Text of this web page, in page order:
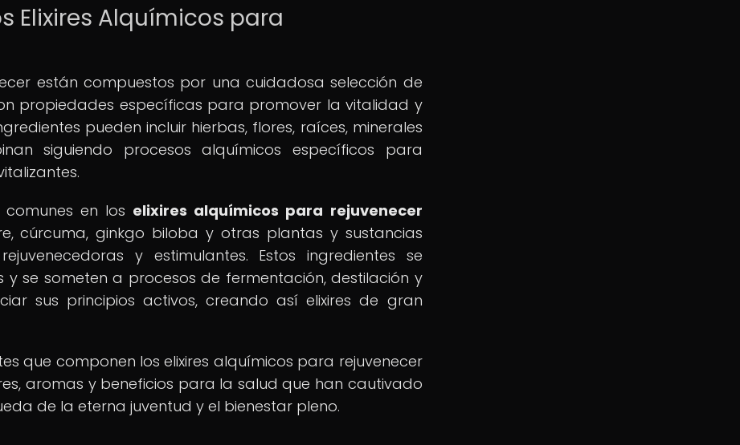
Elixires Alquímicos para
están compuestos por una cuidadosa selección de
propiedades específicas para promover la vitalidad y
pueden incluir hierbas, flores, raíces, minerales
siguiendo procesos alquímicos específicos para
en los elixires alquímicos para rejuvenecer
cúrcuma, ginkgo biloba y otras plantas y sustancias
y estimulantes. Estos ingredientes se
se someten a procesos de fermentación, destilación y
sus principios activos, creando así elixires de gran
que componen los elixires alquímicos para rejuvenecer
aromas y beneficios para la salud que han cautivado
de la eterna juventud y el bienestar pleno.